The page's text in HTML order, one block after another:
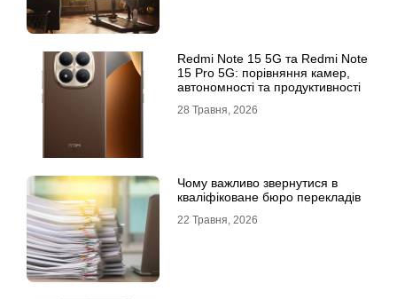
Redmi Note 15 5G та Redmi Note
15 Pro 5G: порівняння камер,
автономності та продуктивності
28 Травня, 2026
Чому важливо звернутися в
кваліфіковане бюро перекладів
22 Травня, 2026